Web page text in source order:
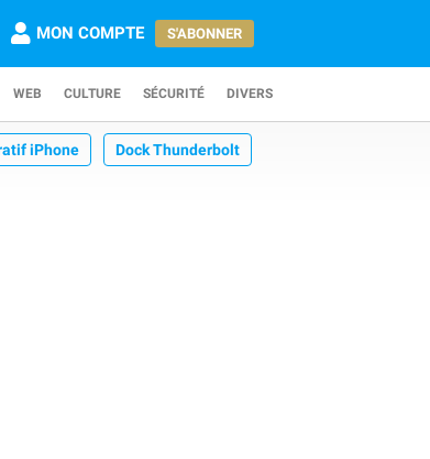
MON COMPTE S'ABONNER
WEB CULTURE SÉCURITÉ DIVERS
iPhone Dock Thunderbolt